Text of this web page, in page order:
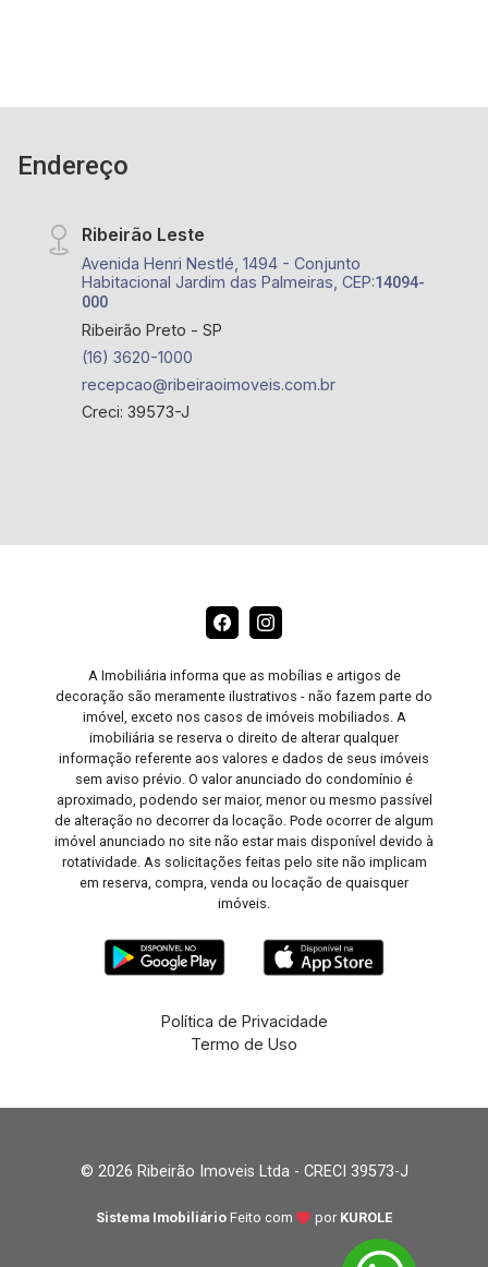
Endereço
Ribeirão Leste
Avenida Henri Nestlé, 1494 - Conjunto
Habitacional Jardim das Palmeiras, CEP:14094-
000
Ribeirão Preto - SP
(16) 3620-1000
recepcao@ribeiraoimoveis.com.br
Creci: 39573-J
A Imobiliária informa que as mobílias e artigos de
decoração são meramente ilustrativos - não fazem parte do
imóvel, exceto nos casos de imóveis mobiliados. A
imobiliária se reserva o direito de alterar qualquer
informação referente aos valores e dados de seus imóveis
sem aviso prévio. O valor anunciado do condomínio é
aproximado, podendo ser maior, menor ou mesmo passível
de alteração no decorrer da locação. Pode ocorrer de algum
imóvel anunciado no site não estar mais disponível devido à
rotatividade. As solicitações feitas pelo site não implicam
em reserva, compra, venda ou locação de quaisquer
imóveis.
Política de Privacidade
Termo de Uso
© 2026 Ribeirão Imoveis Ltda - CRECI 39573-J
Sistema Imobiliário Feito com por KUROLE